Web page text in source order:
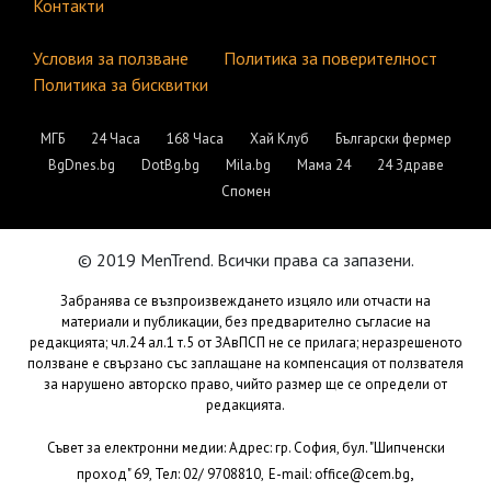
Контакти
Условия за ползване
Политика за поверителност
Политика за бисквитки
МГБ 24 Часа 168 Часа Хай Клуб
Български фермер
BgDnes.bg
DotBg.bg Mila.bg Мама 24
24 Здраве
Спомен
© 2019 MenTrend. Всички права са запазени.
Забранява се възпроизвеждането изцяло или отчасти на
материали и публикации, без предварително съгласие на
редакцията; чл.24 ал.1 т.5 от ЗАвПСП не се прилага; неразрешеното
ползване е свързано със заплащане на компенсация от ползвателя
за нарушено авторско право, чийто размер ще се определи от
редакцията.
Съвет за електронни медии: Адрес: гр. София, бул. "Шипченски
проход" 69, Тел: 02/ 9708810, E-mail:office@cem.bg,